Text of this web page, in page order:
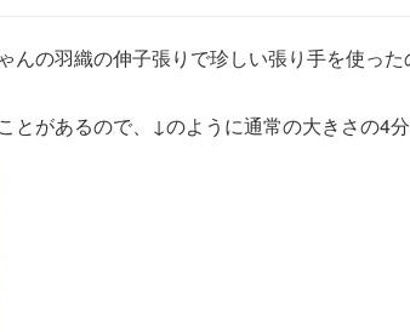
の羽織の伸子張りで珍しい張り手を使った
があるので、↓のように通常の大きさの4